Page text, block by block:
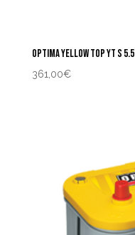
OPTIMA YELLOW TOP YT S 5.5
361,00€